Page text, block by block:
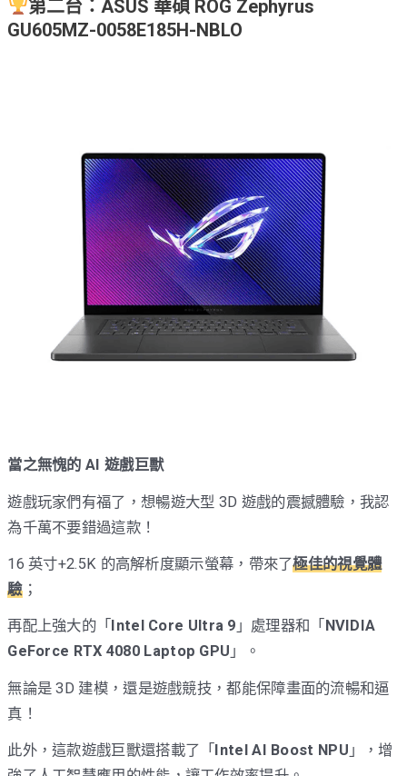
第二台：ASUS 華碩 ROG Zephyrus
GU605MZ-0058E185H-NBLO
當之無愧的 AI 遊戲巨獸
遊戲玩家們有福了，想暢遊大型 3D 遊戲的震撼體驗，我認
為千萬不要錯過這款！
16 英寸+2.5K 的高解析度顯示螢幕，帶來了極佳的視覺體
驗；
再配上強大的「 Intel Core Ultra 9 」處理器和「 NVIDIA
GeForce RTX 4080 Laptop GPU 」。
無論是 3D 建模，還是遊戲競技，都能保障畫面的流暢和逼
真！
此外，這款遊戲巨獸還搭載了「Intel AI Boost NPU 」，增